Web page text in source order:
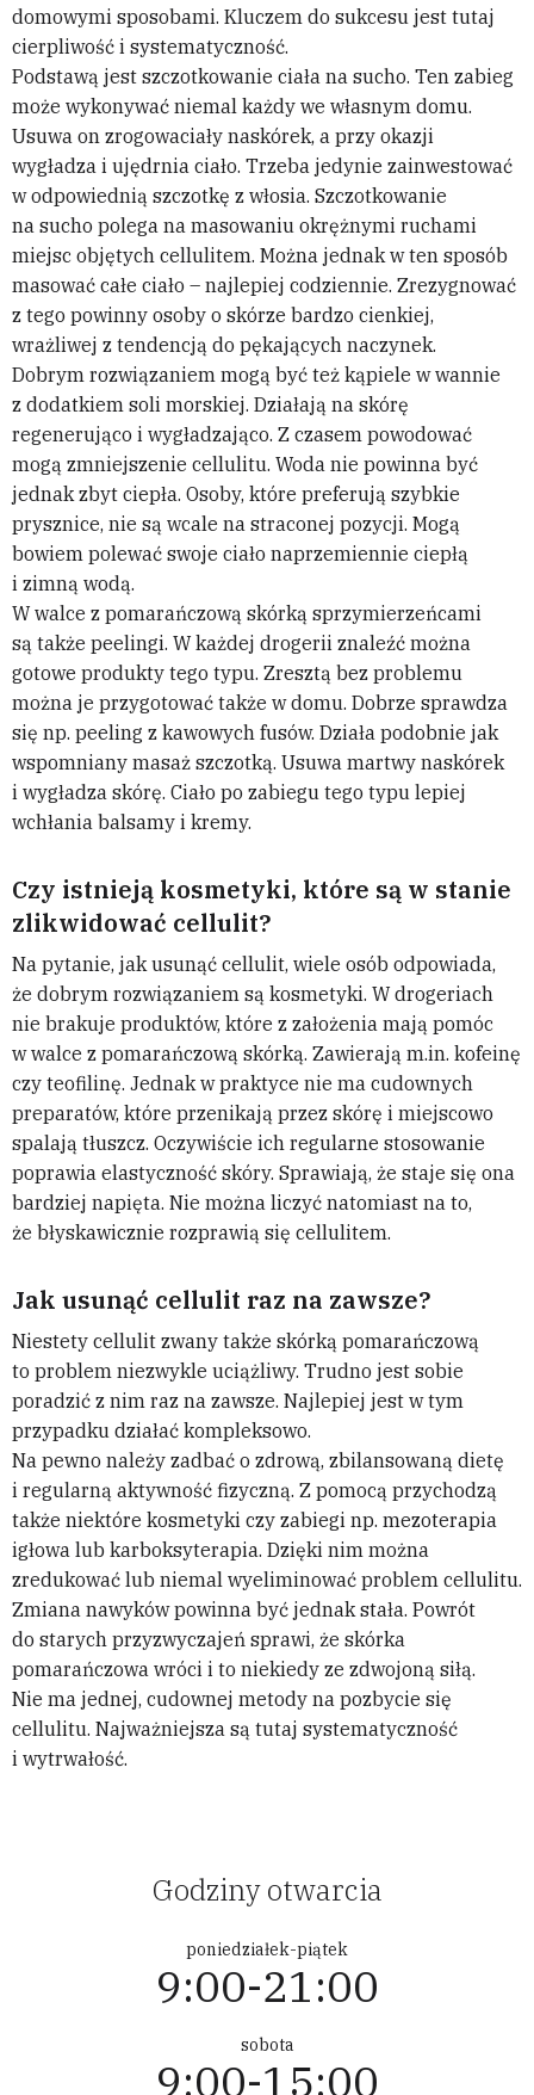
domowymi sposobami. Kluczem do sukcesu jest tutaj
cierpliwość i systematyczność.
Podstawą jest szczotkowanie ciała na sucho. Ten zabieg
może wykonywać niemal każdy we własnym domu.
Usuwa on zrogowaciały naskórek, a przy okazji
wygładza i ujędrnia ciało. Trzeba jedynie zainwestować
w odpowiednią szczotkę z włosia. Szczotkowanie
na sucho polega na masowaniu okrężnymi ruchami
miejsc objętych cellulitem. Można jednak w ten sposób
masować całe ciało – najlepiej codziennie. Zrezygnować
z tego powinny osoby o skórze bardzo cienkiej,
wrażliwej z tendencją do pękających naczynek.
Dobrym rozwiązaniem mogą być też kąpiele w wannie
z dodatkiem soli morskiej. Działają na skórę
regenerująco i wygładzająco. Z czasem powodować
mogą zmniejszenie cellulitu. Woda nie powinna być
jednak zbyt ciepła. Osoby, które preferują szybkie
prysznice, nie są wcale na straconej pozycji. Mogą
bowiem polewać swoje ciało naprzemiennie ciepłą
i zimną wodą.
W walce z pomarańczową skórką sprzymierzeńcami
są także peelingi. W każdej drogerii znaleźć można
gotowe produkty tego typu. Zresztą bez problemu
można je przygotować także w domu. Dobrze sprawdza
się np. peeling z kawowych fusów. Działa podobnie jak
wspomniany masaż szczotką. Usuwa martwy naskórek
i wygładza skórę. Ciało po zabiegu tego typu lepiej
wchłania balsamy i kremy.
Czy istnieją kosmetyki, które są w stanie
zlikwidować cellulit?
Na pytanie, jak usunąć cellulit, wiele osób odpowiada,
że dobrym rozwiązaniem są kosmetyki. W drogeriach
nie brakuje produktów, które z założenia mają pomóc
w walce z pomarańczową skórką. Zawierają m.in. kofeinę
czy teofilinę. Jednak w praktyce nie ma cudownych
preparatów, które przenikają przez skórę i miejscowo
spalają tłuszcz. Oczywiście ich regularne stosowanie
poprawia elastyczność skóry. Sprawiają, że staje się ona
bardziej napięta. Nie można liczyć natomiast na to,
że błyskawicznie rozprawią się cellulitem.
Jak usunąć cellulit raz na zawsze?
Niestety cellulit zwany także skórką pomarańczową
to problem niezwykle uciążliwy. Trudno jest sobie
poradzić z nim raz na zawsze. Najlepiej jest w tym
przypadku działać kompleksowo.
Na pewno należy zadbać o zdrową, zbilansowaną dietę
i regularną aktywność fizyczną. Z pomocą przychodzą
także niektóre kosmetyki czy zabiegi np. mezoterapia
igłowa lub karboksyterapia. Dzięki nim można
zredukować lub niemal wyeliminować problem cellulitu.
Zmiana nawyków powinna być jednak stała. Powrót
do starych przyzwyczajeń sprawi, że skórka
pomarańczowa wróci i to niekiedy ze zdwojoną siłą.
Nie ma jednej, cudownej metody na pozbycie się
cellulitu. Najważniejsza są tutaj systematyczność
i wytrwałość.
Godziny otwarcia
poniedziałek-piątek
9:00-21:00
sobota
9:00-15:00